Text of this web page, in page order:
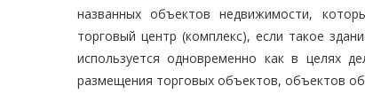
названных объектов недвижимости,
торговый центр (комплекс), если такое
используется одновременно как в целях
размещения торговых объектов, объектов